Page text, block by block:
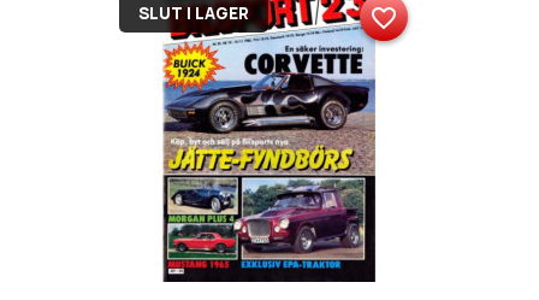
SLUT I LAGER favorite_border